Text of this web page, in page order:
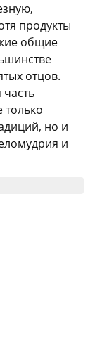
продукты
общие
отцов.
только
но и
и